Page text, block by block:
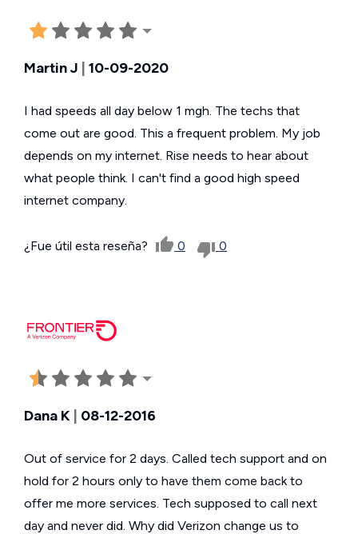
Martin J 10-09-2020
I had speeds all day below 1 mgh. The techs that
come out are good. This a frequent problem. My job
depends on my internet. Rise needs to hear about
what people think. I can't find a good high speed
internet company.
¿Fue útil esta reseña? 0 0
Dana K | 08-12-2016
Out of service for 2 days. Called tech support and on
hold for 2 hours only to have them come back to
offer me more services. Tech supposed to call next
day and never did. Why did Verizon change us to